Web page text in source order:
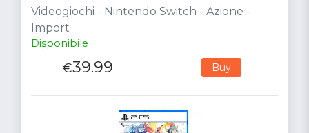
Videogiochi - Nintendo Switch - Azione -
Import
Disponibile
€39.99 Buy